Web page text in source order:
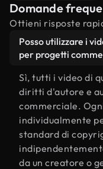
Domande
Ottieni risposte
Posso utilizzare i
per progetti
Sì, tutti i video di
diritti d'autore e
commerciale.
individualmente
standard di
da un creatore o